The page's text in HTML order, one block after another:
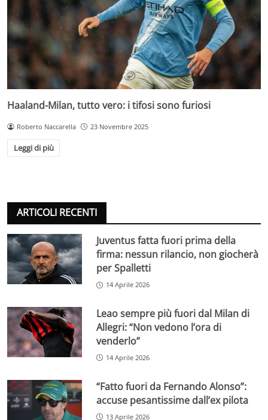
Haaland-Milan, tutto vero: i tifosi sono furiosi
Roberto Naccarella 23 Novembre 2025
Leggi di più
ARTICOLI RECENTI
Juventus fatta fuori prima della
firma: nessun rilancio, non giocherà
per Spalletti
14 Aprile 2026
Leao sempre più fuori dal Milan di
Allegri: “Non vedono l’ora di
venderlo”
14 Aprile 2026
“Fatto fuori da Fernando Alonso”:
accuse pesantissime dall’ex pilota
13 Aprile 2026